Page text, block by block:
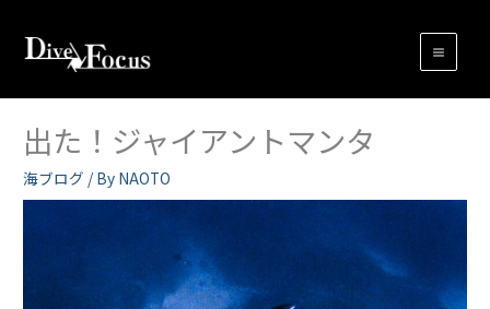
ス
出た！ジャイアントマンタ
海ブログ / By NAOTO